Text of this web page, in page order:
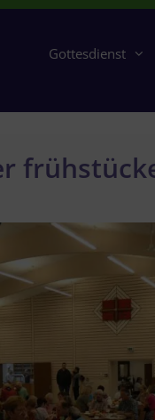
Gottesdienst